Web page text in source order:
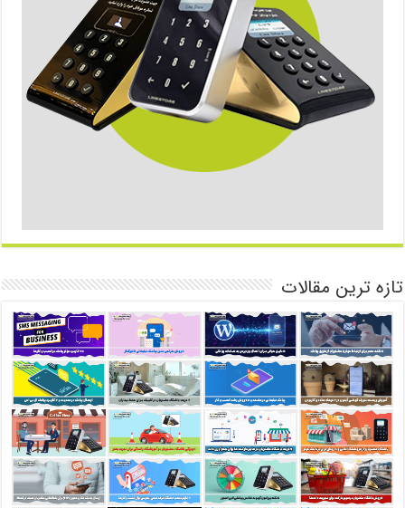
تازه ترین مقالات